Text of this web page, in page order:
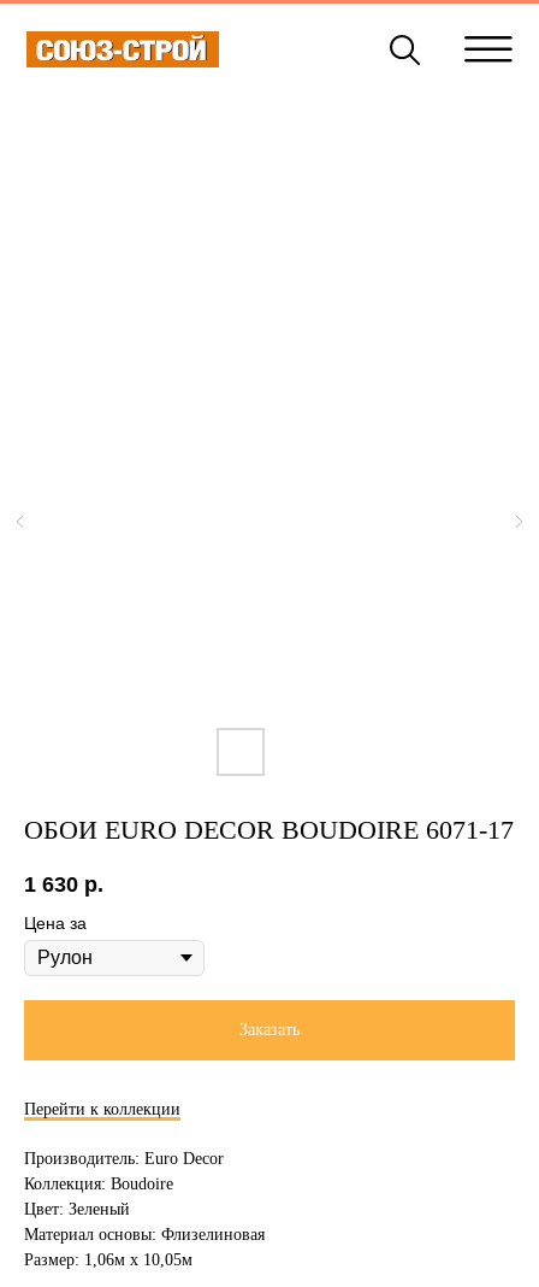
ОБОИ EURO DECOR BOUDOIRE 6071-17
1 630 р.
Цена за
Заказать
Перейти к коллекции
Производитель: Euro Decor
Коллекция: Boudoire
Цвет: Зеленый
Материал основы: Флизелиновая
Размер: 1,06м х 10,05м